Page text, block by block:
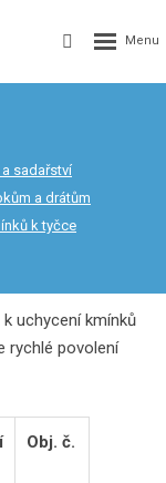
sadařství
a drátům
k tyčce
uchycení kmínků
rychlé povolení
Obj. č.